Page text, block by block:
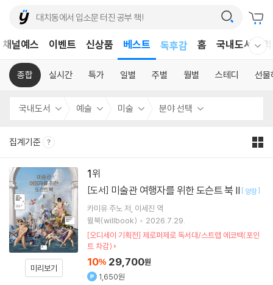
채널예스 이벤트 신상품 베스트
독후감
홈 국내도서
종합 실시간 특가 일별 주별 월별 스테디 선물
국내도서 예술 미술 분야 선택
집계기준
1
미리보기
[도서] 미술관 여행자를 위한 도슨트 북 II [ 양장]
카미유 주노 저 이세진 역
윌북(willbook)
2026.7.29.
[오디세이 기획전] 제로퍼제로 독서대/스트랩 에코백(포인
트 차감)
10% 29,700원
1,650원